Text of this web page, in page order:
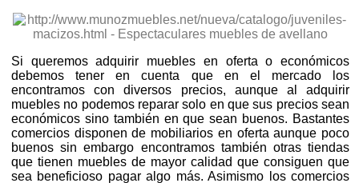
Si queremos adquirir muebles en oferta o económicos
debemos tener en cuenta que en el mercado los
encontramos con diversos precios, aunque al adquirir
muebles no podemos reparar solo en que sus precios sean
económicos sino también en que sean buenos. Bastantes
comercios disponen de mobiliarios en oferta aunque poco
buenos sin embargo encontramos también otras tiendas
que tienen muebles de mayor calidad que consiguen que
sea beneficioso pagar algo más. Asimismo los comercios